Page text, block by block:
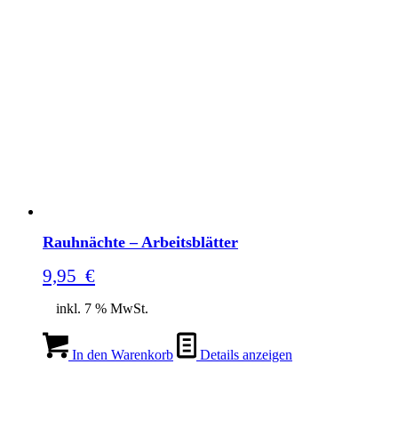
Rauhnächte – Arbeitsblätter
9,95 €
inkl. 7 % MwSt.
In den Warenkorb Details anzeigen